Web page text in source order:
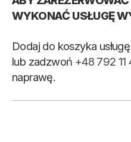
WYKONAĆ USŁUGĘ
Dodaj do koszyka
lub zadzwoń +48 792 11
naprawę.